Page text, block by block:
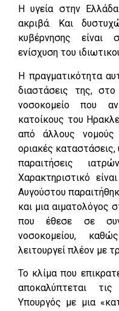
Η υγεία στην
ακριβά. Και
κυβέρνησης είναι
ενίσχυση του
Η πραγματικότητα
διαστάσεις της, στο
νοσοκομείο που
κατοίκους του
από άλλους νομούς
οριακές
παραιτήσεις
Χαρακτηριστικό
Αυγούστου
και μια αιματολόγος
που έθεσε σε
νοσοκομείου,
λειτουργεί πλέον με
Το κλίμα που
αποκαλύπτεται
Υπουργός με μια